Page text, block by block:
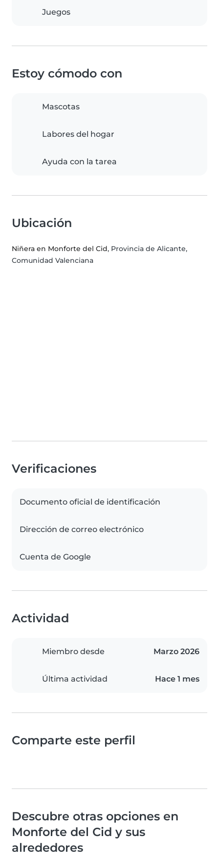
Juegos
Estoy cómodo con
Mascotas
Labores del hogar
Ayuda con la tarea
Ubicación
Niñera en Monforte del Cid, Provincia de Alicante,
Comunidad Valenciana
Verificaciones
Documento oficial de identificación
Dirección de correo electrónico
Cuenta de Google
Actividad
Miembro desde Marzo 2026
Última actividad Hace 1 mes
Comparte este perfil
Descubre otras opciones en
Monforte del Cid y sus
alrededores